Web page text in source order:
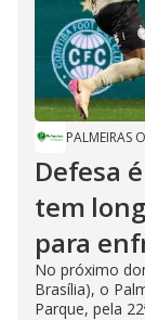
PALMEIRAS
Defesa
tem
para
No próximo
Brasília), o
Parque, pela